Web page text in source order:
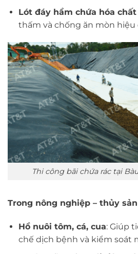
Lót đáy hầm chứa hóa
thấm và chống ăn mòn hiệu
Thi công bãi chứa rác tại
Trong nông nghiệp – thủy sản
Hồ nuôi tôm, cá, cua: Giúp
chế dịch bệnh và kiểm soát